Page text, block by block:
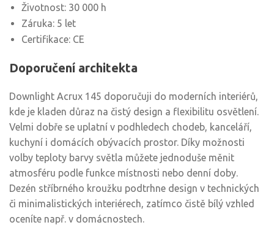
Životnost: 30 000 h
Záruka: 5 let
Certifikace: CE
Doporučení architekta
Downlight Acrux 145 doporučuji do moderních interiérů,
kde je kladen důraz na čistý design a flexibilitu osvětlení.
Velmi dobře se uplatní v podhledech chodeb, kanceláří,
kuchyní i domácích obývacích prostor. Díky možnosti
volby teploty barvy světla můžete jednoduše měnit
atmosféru podle funkce místnosti nebo denní doby.
Dezén stříbrného kroužku podtrhne design v technických
či minimalistických interiérech, zatímco čistě bílý vzhled
oceníte např. v domácnostech.